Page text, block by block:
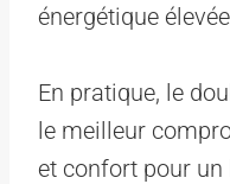
énergétique
En pratique, le
le meilleur
et confort pour un